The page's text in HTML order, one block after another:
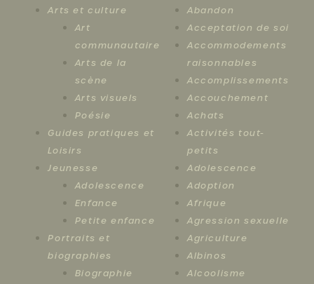
Arts et culture
Art
communautaire
Arts de la
scène
Arts visuels
Poésie
Guides pratiques et
Loisirs
Jeunesse
Adolescence
Enfance
Petite enfance
Portraits et
biographies
Biographie
Abandon
Acceptation de soi
Accommodements
raisonnables
Accomplissements
Accouchement
Achats
Activités tout-
petits
Adolescence
Adoption
Afrique
Agression sexuelle
Agriculture
Albinos
Alcoolisme